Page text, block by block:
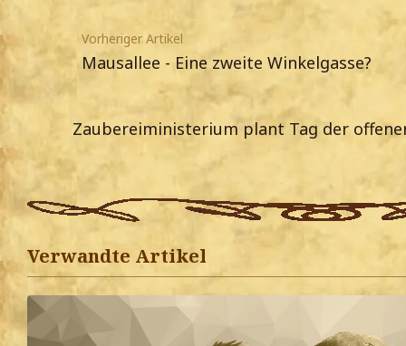
Vorheriger Artikel
Mausallee - Eine zweite Winkelgasse?
Zaubereiministerium plant Tag der
Verwandte Artikel